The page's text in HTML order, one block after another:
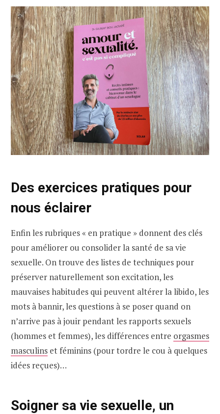
Des exercices pratiques pour
nous éclairer
Enfin les rubriques « en pratique » donnent des clés
pour améliorer ou consolider la santé de sa vie
sexuelle. On trouve des listes de techniques pour
préserver naturellement son excitation, les
mauvaises habitudes qui peuvent altérer la libido, les
mots à bannir, les questions à se poser quand on
n’arrive pas à jouir pendant les rapports sexuels
(hommes et femmes), les différences entre orgasmes
masculins et féminins (pour tordre le cou à quelques
idées reçues)…
Soigner sa vie sexuelle, un